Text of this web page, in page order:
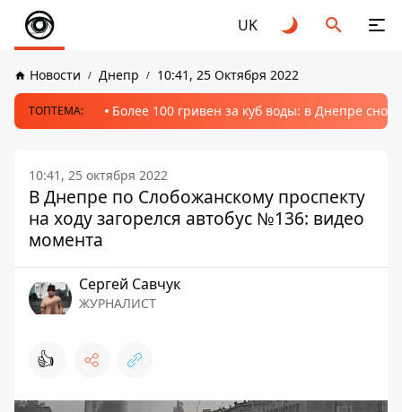
UK
Новости Днепр 10:41, 25 Октября 2022
ТОПТЕМА: Более 100 гривен за куб воды: в Днепре
10:41, 25 октября 2022
В Днепре по Слобожанскому проспекту
на ходу загорелся автобус №136: видео
момента
Сергей Савчук
ЖУРНАЛИСТ
👍